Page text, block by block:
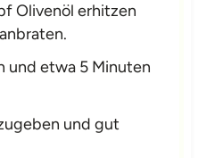
Olivenöl erhitzen
und etwa 5 Minuten
und gut